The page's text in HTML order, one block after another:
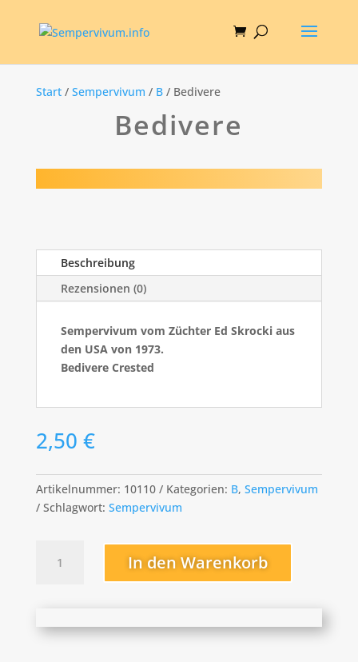
Start/ Sempervivum / B/ Bedivere
Bedivere
Beschreibung
Rezensionen (0)
Sempervivum vom Züchter Ed Skrocki aus
den USA von 1973.
Bedivere Crested
2,50 €
Artikelnummer: 10110 Kategorien: B, Sempervivum
Schlagwort: Sempervivum
Menge
In den Warenkorb